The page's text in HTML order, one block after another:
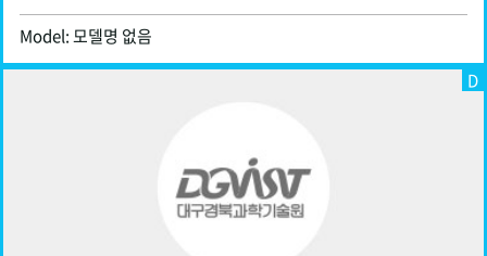
Model: 모델명 없음
D